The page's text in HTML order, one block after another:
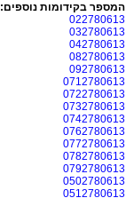
המספר בקידומות נוספים:
022780613
032780613
042780613
082780613
092780613
0712780613
0722780613
0732780613
0742780613
0762780613
0772780613
0782780613
0792780613
0502780613
0512780613